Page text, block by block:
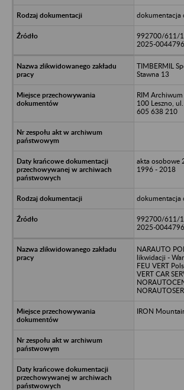
dokumentacja
992700/611/
2025-
TIMBERMIL
Stawna 13
RIM Archiwum
100 Leszno, ul.
605 638 210
akta osobowe
1996 - 2018
dokumentacja
992700/611/
2025-
NARAUTO
likwidacji -
FEU VERT
VERT CAR
IRON